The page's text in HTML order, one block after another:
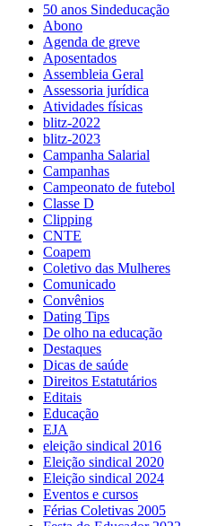
50 anos Sindeducação
Abono
Agenda de greve
Aposentados
Assembleia Geral
Assessoria jurídica
Atividades físicas
blitz-2022
blitz-2023
Campanha Salarial
Campanhas
Campeonato de futebol
Classe D
Clipping
CNTE
Coapem
Coletivo das Mulheres
Comunicado
Convênios
Dating Tips
De olho na educação
Destaques
Dicas de saúde
Direitos Estatutários
Editais
Educação
EJA
eleição sindical 2016
Eleição sindical 2020
Eleição sindical 2024
Eventos e cursos
Férias Coletivas 2005